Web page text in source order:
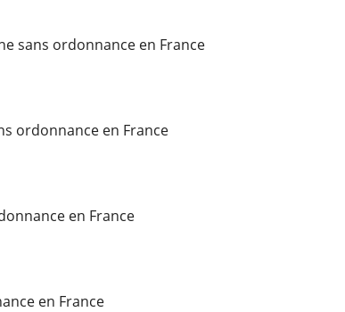
sans ordonnance en France
ordonnance en France
en France
en France